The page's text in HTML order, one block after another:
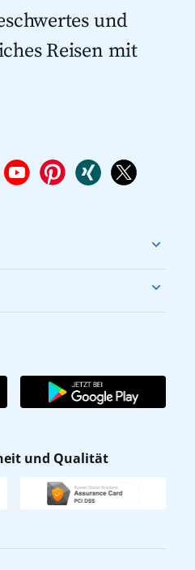
und
Reisen mit
und Qualität